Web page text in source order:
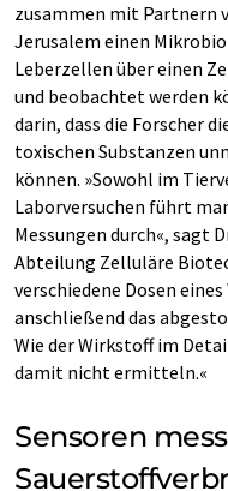
zusammen mit Partnern
Jerusalem einen
Leberzellen über einen
und beobachtet werden
darin, dass die Forscher
toxischen Substanzen
können. »Sowohl im
Laborversuchen führt
Messungen durch«, sagt
Abteilung Zelluläre
verschiedene Dosen
anschließend das
Wie der Wirkstoff im
damit nicht ermitteln.«
Sensoren